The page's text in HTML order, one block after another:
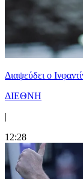
Διαψεύδει ο
ΔΙΕΘΝΗ
|
12:28